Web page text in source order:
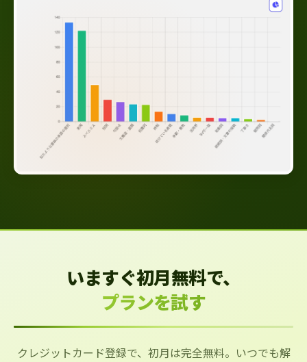
いますぐ初月無料で、
プランを試す
クレジットカード登録で、初月は完全無料。いつでも解